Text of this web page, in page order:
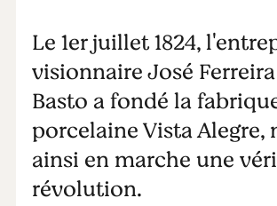
200 années
de Vista
Alegre
Le 1er juillet 1824,
visionnaire José
Basto a fondé la
porcelaine Vista Alegre,
ainsi en marche une
révolution.